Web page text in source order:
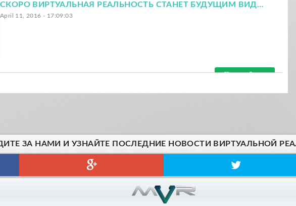
СКОРО ВИРТУАЛЬНАЯ РЕАЛЬНОСТЬ СТАНЕТ БУДУЩИМ ВИДЕОИГР
April 11, 2016 - 17:09:03
Подробнее
ЗА НАМИ И УЗНАЙТЕ ПОСЛЕДНИЕ НОВОСТИ ВИРТУАЛЬНОЙ